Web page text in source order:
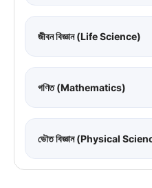
জীবন বিজ্ঞান (Life Science)
গণিত (Mathematics)
ভৌত বিজ্ঞান (Physical